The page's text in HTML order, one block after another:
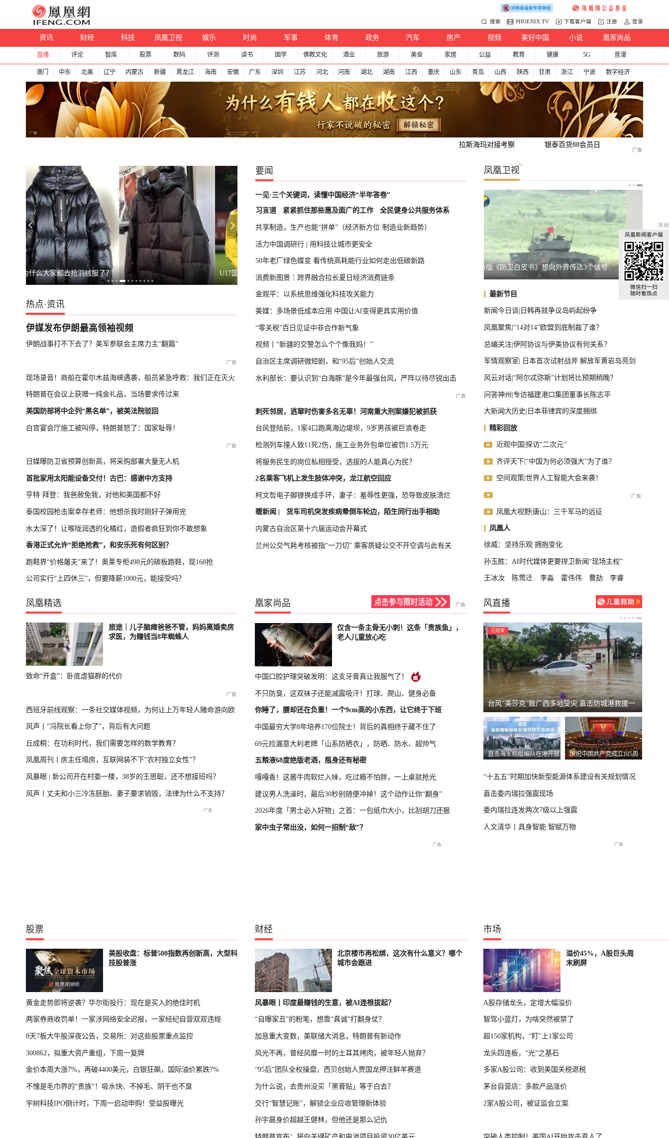
搜索 PHOENIX TV 下载客户端 注册 登录
资讯 财经 科技 凤凰卫视 娱乐 时尚 军事 体育 政务 汽车 房产 视频 美好中国 小说 凰家尚品
直播 评论 智库 股票 数码 评测 读书 国学 佛教文化 酒业 旅游 美食 家居 公益 教育 健康 5G 音漫
澳门 中东 北美 辽宁 内蒙古 新疆 黑龙江 海南 安徽 广东 深圳 江苏 河北 河南 湖北 湖南 江西 重庆 山东 青岛 山西 陕西 甘肃 浙江 宁波 数字经济
拉斯海玛对接考察 银泰百货88会员日
U17国足晋级决赛 全球汽车前十，中国占了三把椅子 从复古休闲到先锋正装，许凯解锁出道十周年大片
热点 ·资讯
伊媒发布伊朗最高领袖视频
伊朗战事打不下去了？美军参联会主席力主“翻篇”
现场录音！商船在霍尔木兹海峡遇袭，船员紧急呼救：我们正在灭火
特朗普在会议上获赠一纯金礼品，当场要求传过来
美国防部将中企列“黑名单”，被美法院驳回
白宫宴会厅施工被叫停，特朗普怒了：国家耻辱！
日媒曝防卫省预算创新高，将采购部署大量无人机
首批家用太阳能设备交付！古巴：感谢中方支持
亨特·拜登：我爸赦免我，对他和美国都不好
泰国校园枪击案幸存老师：他想杀我时刚好子弹用完
水太深了！让喉咙润透的化橘红，造假者疯狂到你不敢想象
香港正式允许“拒绝抢救”，和安乐死有何区别？
跑鞋界“价格屠夫”来了！奥莱专柜498元的碳板跑鞋，现168抢
公司实行“上四休三”，但要降薪1000元，能接受吗？
要闻
一见·三个关键词，读懂中国经济“半年答卷”
习言道
紧紧抓住那些惠及面广的工作 全民健身公共服务体系
共享制造，生产也能“拼单”（经济新方位·制造业新趋势）
活力中国调研行 | 用科技让城市更安全
50年老厂绿色蝶变 看传统高耗能行业如何走出低碳新路
消费新图景｜跨界融合拉长夏日经济消费链条
金观平：以系统思维强化科技攻关能力
美媒：多场景低成本应用 中国让AI变得更具实用价值
“零关税”百日见证中非合作新气象
视频丨“新疆的交警怎么个个像我妈！”
自治区主席调研微短剧，和“95后”创始人交流
水利部长：要认识到“白海豚”是今年最强台风，严阵以待尽锐出击
刺死邻居，逃窜时伤害多名无辜！河南重大刑案嫌犯被抓获
台风登陆前，1家4口跑离海边堤坝，9岁男孩被巨浪卷走
检测列车撞人致11死2伤，施工业务外包单位被罚1.5万元
将服务民生的岗位私相授受，选拔的人能真心为民？
2名乘客飞机上发生肢体冲突，龙江航空回应
柯文哲电子脚镣换成手环，妻子：羞辱性更强，恐导致皮肤溃烂
暖新闻 | 货车司机突发疾病晕倒车轮边，陌生同行出手相助
内蒙古自治区第十六届运动会开幕式
兰州公交气耗考核被指“一刀切” 乘客质疑公交不开空调与此有关
凤凰卫视
日本原子弹爆炸亲历者警告高市 马斯克拒绝乌克兰用“星链”打击俄境内目标 日本原子弹爆炸亲历者警告高市 马斯
最新节目
新闻今日谈|日韩再就争议岛屿起纷争
凤凰聚焦|“14对14”欧盟到底制裁了谁？
总编关注|伊阿协议与伊美协议有何关系？
军情观察室| 日本首次试射战斧 解放军黄岩岛亮剑
风云对话|“阿尔忒弥斯”计划将比预期稍晚？
问答神州|专访福建港口集团董事长陈志平
大新闻大历史|日本菲律宾的深度捆绑
精彩回放
近观中国|探访“二次元”
齐评天下|“中国为何必须强大”为了谁？
空间观策|世界人工智能大会来袭！
凤凰大视野|唐山：三千军马的远征
凤凰人
徐威：坚持乐观 拥抱变化
孙玉胜：AI时代媒体更要捍卫新闻“现场主权”
王冰汝 陈莺迁 李淼 霍伟伟 曹劼 李睿
凤凰精选
旅途｜儿子脑瘫爸爸不管，妈妈离婚卖房
求医，为赚钱当8年蜘蛛人
致命“开盒”：卧底虐猫群的代价
西班牙前线观察：一条社交媒体视频，为何让上万年轻人赌命游向欧
洲？
风声丨“冯院长看上你了”，背后有大问题
丘成桐：在功利时代，我们需要怎样的数学教育？
凤凰周刊丨房主任塌房，互联网装不下“农村独立女性”？
风暴眼 | 新公司开在村委一楼，38岁的王思聪，还不想接班吗？
风声丨丈夫和小三冷冻胚胎、妻子要求销毁，法律为什么不支持？
凰家尚品
仅含一条主骨无小刺！这条「贵族鱼」，
老人儿童放心吃
中国口腔护理突破发明：这支牙膏真让我服气了！
不只防臭，这双袜子还能减震吸汗！打球、爬山、健身必备
你睡了，腰却还在负重！一个9cm高的小东西，让它终于下班
中国最穷大学8年培养170位院士！背后的真相终于藏不住了
69元捡漏意大利老牌「山系防晒衣」，防晒、防水、超帅气
五粮液68度绝版老酒，瓶身还有秘密
嘎嘎香！这酱牛肉软烂入味，吃过瘾不怕胖，一上桌就抢光
建议男人洗澡时，最后30秒别随便冲掉！这个动作让你“翻身”
2026年度「男士必入好物」之首：一包纸巾大小，比刮胡刀还狠
家中虫子常出没，如何一招制“敌”？
风直播
已结束
最新进展
会
已结束 已结束 已结束
台风“美莎克”致广西多地受灾 直击防城港救援一
线
直击海军舰艇编队在港开放
庆祝中国共产党成立105周
“十五五”时期加快新型能源体系建设有关规划情况
直击委内瑞拉强震现场
委内瑞拉连发两次7级以上强震
人文清华丨具身智能 智赋万物
股票
美股收盘：标普500指数再创新高，大型科
技股普涨
黄金走势即将逆袭？华尔街投行：现在是买入的绝佳时机
两家券商收罚单！一家涉网络安全迟报，一家经纪自营双双违规
8天7板大牛股深夜公告，交易所：对这些股票重点监控
300862，拟重大资产重组，下周一复牌
金价本周大涨7%，再破4400美元，白银狂飙，国际油价累跌7%
不愧是毛巾界的“贵族”！吸水快、不掉毛、阴干也不臭
宇树科技IPO倒计时，下周一启动申购！受益股曝光
财经
北京楼市再松绑，这次有什么意义？哪个
城市会跟进
风暴眼丨印度最赚钱的生意，被AI连根拔起？
“自曝家丑”的粉笔，想靠“真诚”打翻身仗？
加息重大变数，美联储大消息，特朗普有新动作
风光不再，曾经风靡一时的土耳其烤肉，被年轻人抛弃？
“95后”团队全权操盘，西贝创始人贾国龙押注鲜羊赛道
为什么说，去贵州没买「黑膏贴」等于白去？
交行“智慧记账”，解锁企业应收管理新体验
孙宇晨身价超越王健林，但他还是那么记仇
市场
溢价45%，A股巨头周
末刷屏
A股存储龙头，定增大幅溢价
智驾小蓝灯，为啥突然被禁了
超150家机构，“盯”上1家公司
龙头四连板，“光”之基石
多家A股公司：收到美国关税退税
茅台自营店：多款产品涨价
2家A股公司，被证监会立案
关闭
凤凰新闻客户端
微信扫一扫
随时看热点